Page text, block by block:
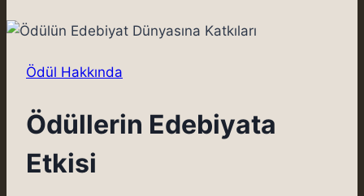
Ödül Hakkında
Ödüllerin Edebiyata
Etkisi